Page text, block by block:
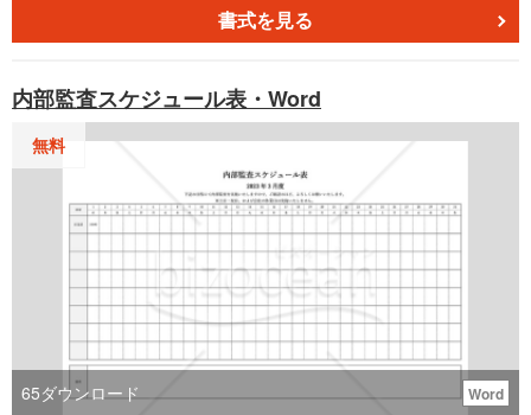
書式を見る
内部監査スケジュール表・Word
無料
65ダウンロード Word